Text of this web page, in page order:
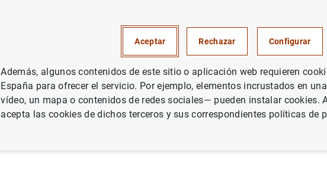
TIBER-ES
Aceptar Rechazar Configurar
Además, algunos contenidos de este sitio o aplicación web requieren
España para ofrecer el servicio. Por ejemplo, elementos incrustados en
vídeo, un mapa o contenidos de redes sociales— pueden instalar cookies.
acepta las cookies de dichos terceros y sus correspondientes políticas de